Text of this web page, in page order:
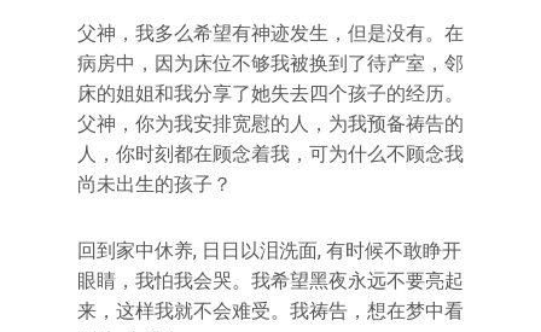
父神，我多么希望有神迹发生，但是没有。在
病房中，因为床位不够我被换到了待产室，邻
床的姐姐和我分享了她失去四个孩子的经历。
父神，你为我安排宽慰的人，为我预备祷告的
人，你时刻都在顾念着我，可为什么不顾念我
尚未出生的孩子？
回到家中休养, 日日以泪洗面, 有时候不敢睁开
眼睛，我怕我会哭。我希望黑夜永远不要亮起
来，这样我就不会难受。我祷告，想在梦中看